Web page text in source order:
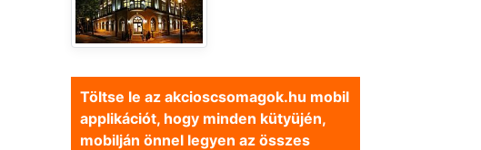
Töltse le az akcioscsomagok.hu mobil
applikációt, hogy minden kütyüjén,
mobilján önnel legyen az összes